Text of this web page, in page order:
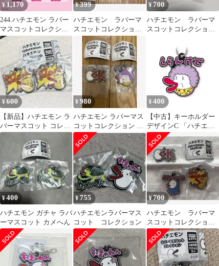
¥ 1,170
244.ハチエモン ラバー
マスコットコレクショ
ン 6点
¥399
ハチエモン ラバーマ
スコットコレクション
デザインF ええんちゃ
う！
¥700
ハチエモン ラバーマ
スコットコレクショ
¥600
【新品】ハチエモン ラ
バーマスコット コレク
ション デザインE 2点
¥980
ハチエモン ラバーマス
コットコレクション 2
種セット
¥ 400
【中古】キーホルダー
デザインC 「ハチエモ
ン ラバーマスコットコ
レクション」
¥400
ハチエモン ガチャ ラバ
ーマスコット カメへん
¥755
ハチエモンラバーマス
コット コレクション
¥700
ハチエモン ラバーマ
スコットコレクショ
ン 3個